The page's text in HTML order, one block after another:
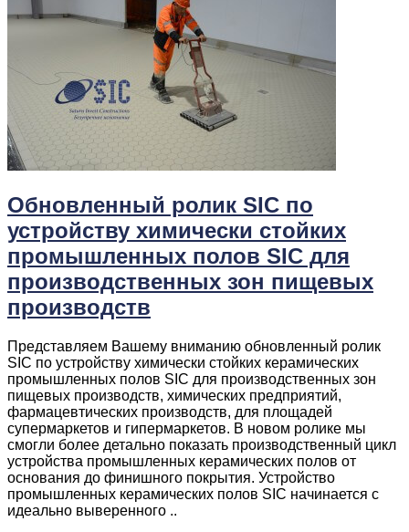
Обновленный ролик SIC по
устройству химически стойких
промышленных полов SIC для
производственных зон пищевых
производств
Представляем Вашему вниманию обновленный ролик
SIC по устройству химически стойких керамических
промышленных полов SIC для производственных зон
пищевых производств, химических предприятий,
фармацевтических производств, для площадей
супермаркетов и гипермаркетов. В новом ролике мы
смогли более детально показать производственный цикл
устройства промышленных керамических полов от
основания до финишного покрытия. Устройство
промышленных керамических полов SIC начинается с
идеально выверенного ..